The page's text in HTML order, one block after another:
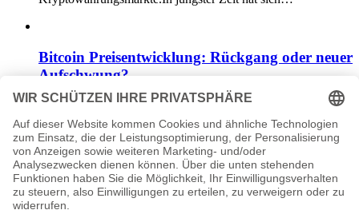
Bitcoin Preisentwicklung: Rückgang oder neuer
Aufschwung?
12. August 2025
Die Bitcoin Preisentwicklung bleibt ein spannendes und oft
unvorhersehbares Thema, das Anleger und Krypto-
Enthusiasten weltweit in seinen Bann zieht.Nach einem…
1
2